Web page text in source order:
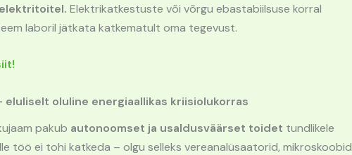
Elektrikatkestuste või võrgu ebastabiilsuse korral
laboril jätkata katkematult oma tegevust.
eluliselt oluline energiaallikas kriisiolukorras
pakub autonoomset ja usaldusväärset toidet tundlikele
töö ei tohi katkeda – olgu selleks vereanalüsaatorid, mikroskoobid